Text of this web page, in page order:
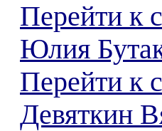
Перейти к
Юлия
Перейти к
Девяткин